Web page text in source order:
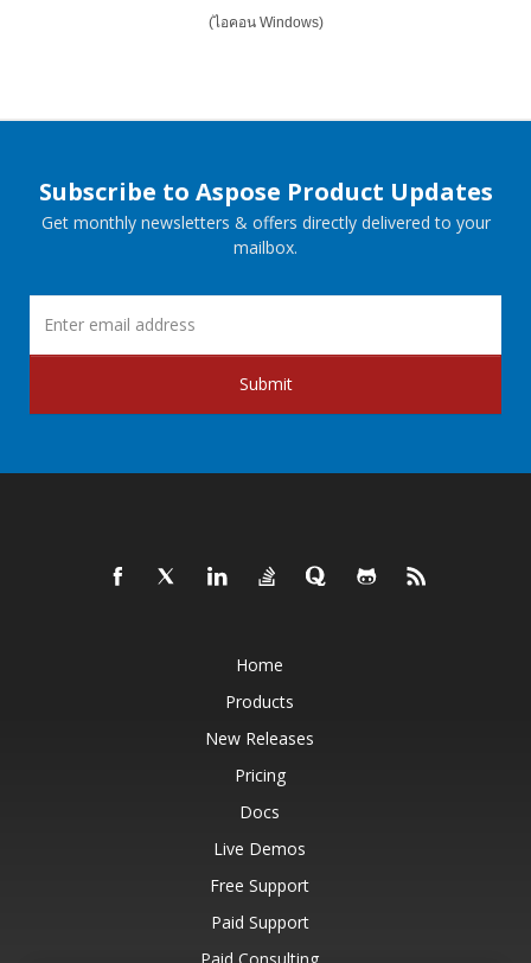
(ไอคอน Windows)
Subscribe to Aspose Product Updates
Get monthly newsletters & offers directly delivered to your
mailbox.
Submit
Home
Products
New Releases
Pricing
Docs
Live Demos
Free Support
Paid Support
Paid Consulting